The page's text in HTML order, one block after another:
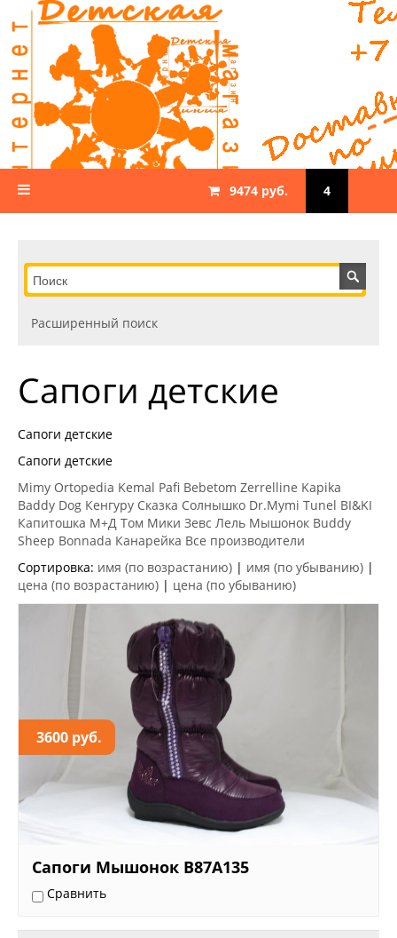
4
9474 руб.
Расширенный поиск
Сапоги детские
Сапоги детские
Сапоги детские
Mimy Ortopedia Kemal Pafi Bebetom Zerrelline Kapika
Baddy Dog Кенгуру Сказка Солнышко Dr.Mymi Tunel BI&KI
Капитошка М+Д Том Мики Зевс Лель Мышонок Buddy
Sheep Bonnada Канарейка Все производители
Сортировка: имя (по возрастанию) | имя (по убыванию) |
цена (по возрастанию) | цена (по убыванию)
3600 руб.
Сапоги Мышонок B87A135
Сравнить